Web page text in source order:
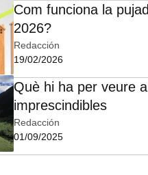
Com funciona la
2026?
Redacción
19/02/2026
Què hi ha per veure
imprescindibles
Redacción
01/09/2025